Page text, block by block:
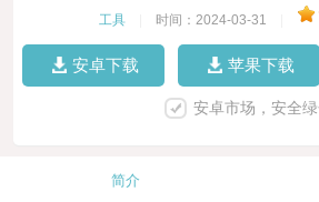
工具 时间：2024-03-31
安卓下载 苹果下载
安卓市场，安全
简介